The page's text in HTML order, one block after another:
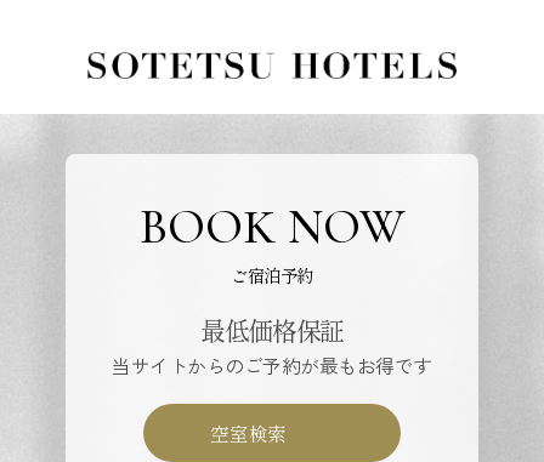
BOOK NOW
ご宿泊予約
最低価格保証
当サイトからのご予約が最もお得です
空室検索